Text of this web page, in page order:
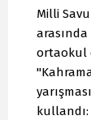
Milli
ortaokul
kullandı: